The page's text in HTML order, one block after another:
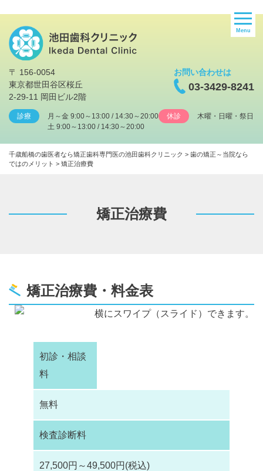
Menu
〒 156-0054
東京都世田谷区桜丘
2-29-11 岡田ビル2階
お問い合わせは
03-3429-8241
診療
月～金 9:00～13:00 / 14:30～20:00
土 9:00～13:00 / 14:30～20:00
休診 木曜・日曜・祭日
千歳船橋の歯医者なら矯正歯科専門医の池田歯科クリニック > 歯の矯正～当院なら
ではのメリット > 矯正治療費
矯正治療費
矯正治療費・料金表
横にスワイプ（スライド）できます。
初診・相談
料
無料
検査診断料
27,500円～49,500円(税込)